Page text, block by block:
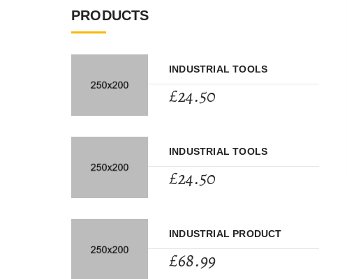
PRODUCTS
INDUSTRIAL TOOLS
£24.50
INDUSTRIAL TOOLS
£24.50
INDUSTRIAL PRODUCT
£68.99